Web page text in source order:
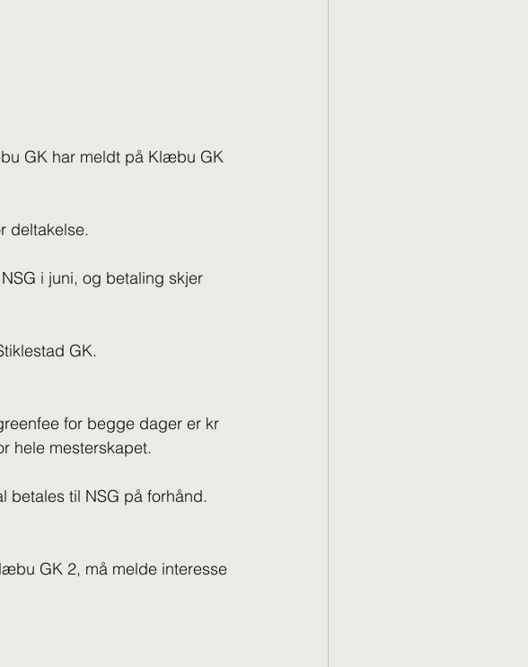
GK har meldt på Klæbu GK
deltakelse.
i juni, og betaling skjer
GK.
for begge dager er kr
hele mesterskapet.
betales til NSG på forhånd.
GK 2, må melde interesse